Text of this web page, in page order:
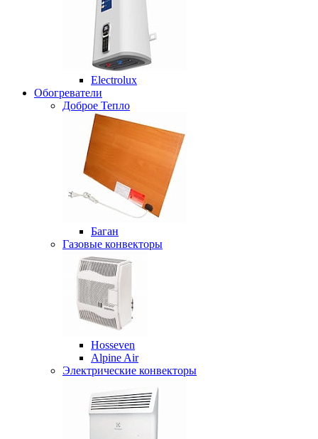
Electrolux
Обогреватели
Доброе Тепло
Баган
Газовые конвекторы
Hosseven
Alpine Air
Электрические конвекторы